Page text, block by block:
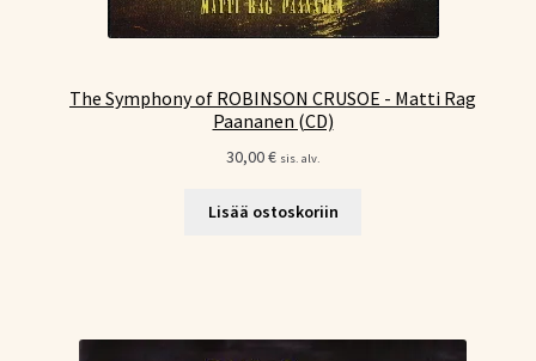
The Symphony of ROBINSON CRUSOE - Matti Rag
Paananen (CD)
30,00€ sis. alv.
Lisää ostoskoriin